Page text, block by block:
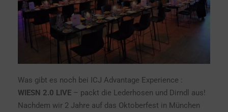
Was gibt es noch bei ICJ Advantage Experience :
WIESN 2.0 LIVE – packt die Lederhosen und Dirndl aus!
Nachdem wir 2 Jahre auf das Oktoberfest in München